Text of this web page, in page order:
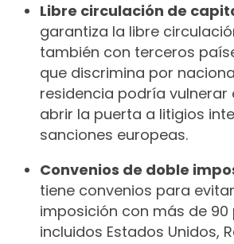
Libre circulación de
garantiza la libre
también con terceros
que discrimina por
residencia podría vulnerar
abrir la puerta a litigios
sanciones europeas.
Convenios de doble
tiene convenios para
imposición con más de 90
incluidos Estados Unidos,